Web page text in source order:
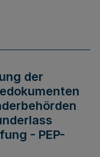
der
- PEP-